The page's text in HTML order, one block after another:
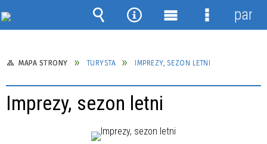
MAPA STRONY TURYSTA IMPREZY, SEZON LETNI
Imprezy, sezon letni
Wyszukiwarka
Narzędzia
Menu Menu
panel